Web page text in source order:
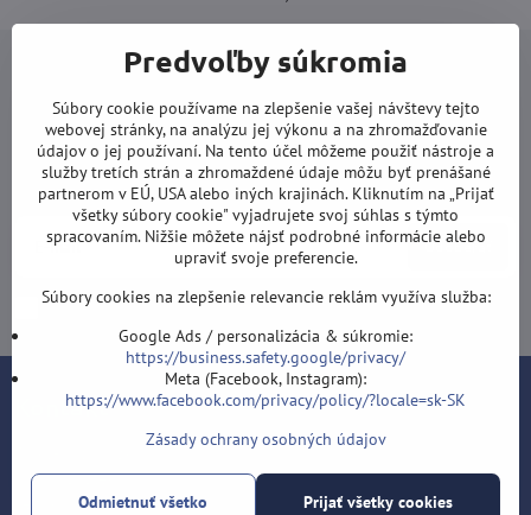
Newsletter
Odoberať naše novinky:
Odoberať
Chcem sa prihlásiť k odberu noviniek e-mailom
Kontakt
Roman Šostek
Velflíkova 1632/11
Predvoľby súkromia
Súbory cookie používame na zlepšenie vašej návštevy tejto
webovej stránky, na analýzu jej výkonu a na zhromažďovanie
údajov o jej používaní. Na tento účel môžeme použiť nástroje a
služby tretích strán a zhromaždené údaje môžu byť prenášané
partnerom v EÚ, USA alebo iných krajinách. Kliknutím na „Prijať
všetky súbory cookie" vyjadrujete svoj súhlas s týmto
spracovaním. Nižšie môžete nájsť podrobné informácie alebo
upraviť svoje preferencie.
Súbory cookies na zlepšenie relevancie reklám využíva služba:
Google Ads / personalizácia & súkromie:
https://business.safety.google/privacy/
Meta (Facebook, Instagram):
https://www.facebook.com/privacy/policy/?locale=sk-SK
Zásady ochrany osobných údajov
Prijať všetky cookies
Odmietnuť všetko